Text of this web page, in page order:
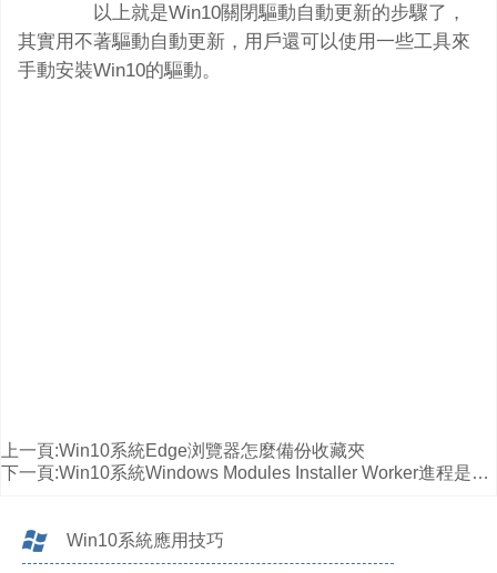
以上就是Win10關閉驅動自動更新的步驟了，
其實用不著驅動自動更新，用戶還可以使用一些工具來
手動安裝Win10的驅動。
上一頁:Win10系統Edge浏覽器怎麼備份收藏夾
下一頁:Win10系統Windows Modules Installer Worker進程是什麼？
Win10系統應用技巧